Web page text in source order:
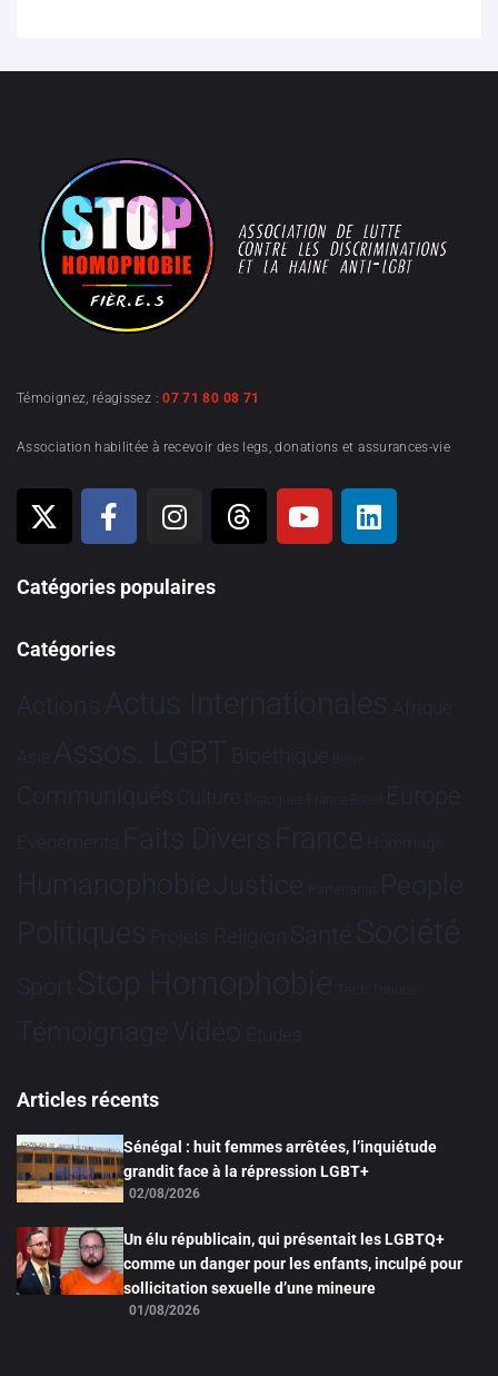
Témoignez, réagissez :07 71 80 08 71
Association habilitée à recevoir des legs, donations et assurances-vie
Catégories populaires
Catégories
Actions Actus Internationales Afrique
Asie Assos. LGBT Bioéthique Brève
Communiqués Culture Dialogues France-Brésil Europe
Evénements Faits Divers France Hommage
HumanophobieJustice Partenariat People
Politiques Projets Religion Santé Société
Sport Stop Homophobie Tech Tribune
TémoignageVidéo Études
Articles récents
Sénégal : huit femmes arrêtées, l’inquiétude
grandit face à la répression LGBT+
02/08/2026
Un élu républicain, qui présentait les LGBTQ+
comme un danger pour les enfants, inculpé pour
sollicitation sexuelle d’une mineure
01/08/2026